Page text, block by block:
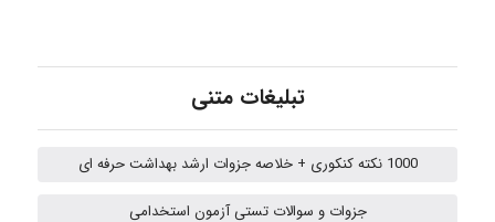
تبلیغات متنی
1000 نکته کنکوری + خلاصه جزوات ارشد بهداشت حرفه ای
جزوات و سوالات تستی آزمون استخدامی